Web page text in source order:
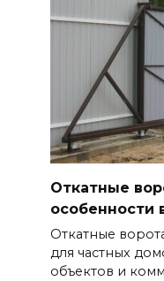
Откатные
особенности
Откатные
для частных
объектов и